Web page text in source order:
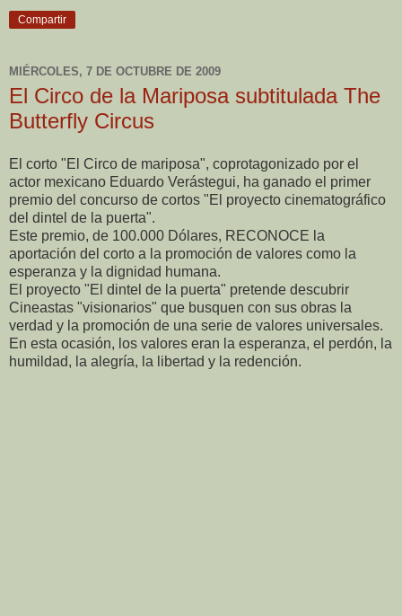
Compartir
MIÉRCOLES, 7 DE OCTUBRE DE 2009
El Circo de la Mariposa subtitulada The
Butterfly Circus
El corto "El Circo de mariposa", coprotagonizado por el
actor mexicano Eduardo Verástegui, ha ganado el primer
premio del concurso de cortos "El proyecto cinematográfico
del dintel de la puerta".
Este premio, de 100.000 Dólares, RECONOCE la
aportación del corto a la promoción de valores como la
esperanza y la dignidad humana.
El proyecto "El dintel de la puerta" pretende descubrir
Cineastas "visionarios" que busquen con sus obras la
verdad y la promoción de una serie de valores universales.
En esta ocasión, los valores eran la esperanza, el perdón, la
humildad, la alegría, la libertad y la redención.